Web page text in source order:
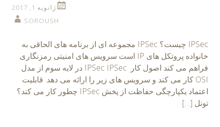
ژانویه 1, 2017
SOROUSH
IPSec چیست؟ IPSec مجموعه ای از برنامه های الحاقی به
خانواده پروتکل های IP است سرویس های امنیتی رمزنگاری
فراهم می کند اصول کار IPSec IPSec در لایه سوم از مدل
OSI کار می کند و سرویس های زیر را ارائه می دهد. قابلیت
اعتماد یکپارچگی حفاظت از پخش IPSec چطور کار می کند؟
تونل […]